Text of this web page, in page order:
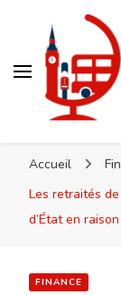
Accueil
Les retraités
d’État en
FINANCE